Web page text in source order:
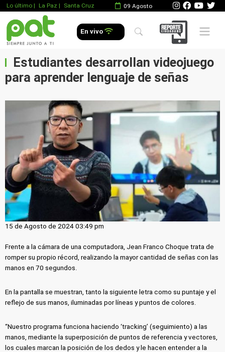
Lo último | La Paz | Santa Cruz 09 Agosto
En vivo Mobile
Estudiantes desarrollan videojuego
para aprender lenguaje de señas
15 de Agosto de 2024 03:49 pm
Frente a la cámara de una computadora, Jean Franco Choque trata de
romper su propio récord, realizando la mayor cantidad de señas con las
manos en 70 segundos.
En la pantalla se muestran, tanto la siguiente letra como su puntaje y el
reflejo de sus manos, iluminadas por líneas y puntos de colores.
“Nuestro programa funciona haciendo ‘tracking’ (seguimiento) a las
manos, mediante la superposición de puntos de referencia y vectores,
los cuales marcan la posición de los dedos y le hacen entender a la